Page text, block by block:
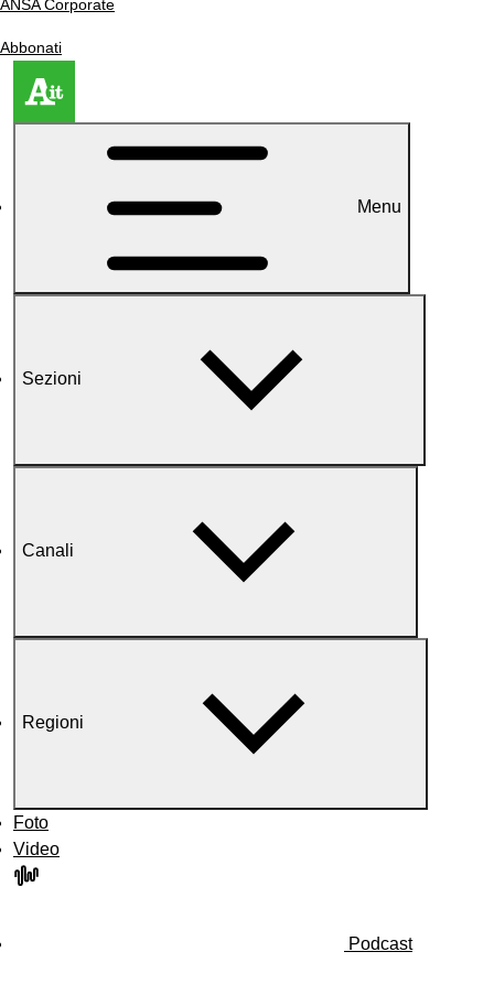
ANSA Corporate
Abbonati
Menu
Sezioni
Canali
Regioni
Foto
Video
Podcast